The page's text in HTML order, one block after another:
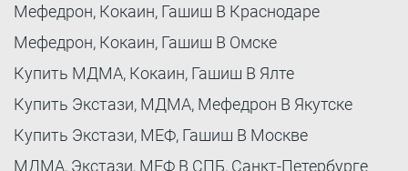
Мефедрон, Кокаин, Гашиш В Краснодаре
Мефедрон, Кокаин, Гашиш В Омске
Купить МДМА, Кокаин, Гашиш В Ялте
Купить Экстази, МДМА, Мефедрон В Якутске
Купить Экстази, МЕФ, Гашиш В Москве
МДМА, Экстази, МЕФ В СПБ, Санкт-Петербурге